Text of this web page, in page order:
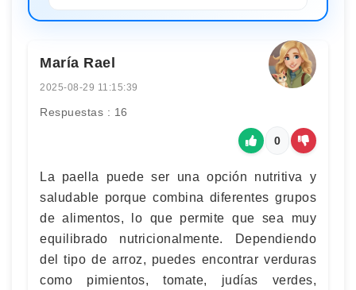
María Rael
2025-08-29 11:15:39
Respuestas : 16
0
La paella puede ser una opción nutritiva y
saludable porque combina diferentes grupos
de alimentos, lo que permite que sea muy
equilibrado nutricionalmente. Dependiendo
del tipo de arroz, puedes encontrar verduras
como pimientos, tomate, judías verdes,